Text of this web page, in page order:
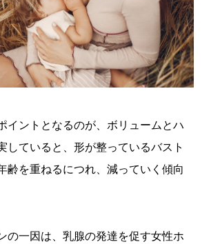
イントとなるのが、ボリュームとハ
していると、形が整っているバスト
齢を重ねるにつれ、減っていく傾向
の一因は、乳腺の発達を促す女性ホ